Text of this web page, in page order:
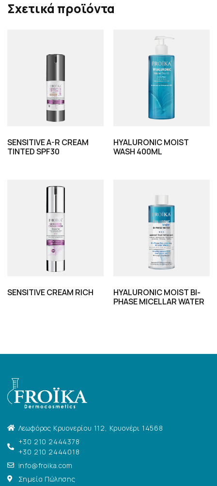
Σχετικά προϊόντα
SENSITIVE A-R CREAM
TINTED SPF30
HYALURONIC MOIST
WASH 400ML
SENSITIVE CREAM RICH
HYALURONIC MOIST BI-
PHASE MICELLAR WATER
Λεωφόρος Κρυονερίου 112, Κρυονέρι 14568
+30 210 2444378
+30 210 2444018
info@froika.com
Σημεία Πώλησης